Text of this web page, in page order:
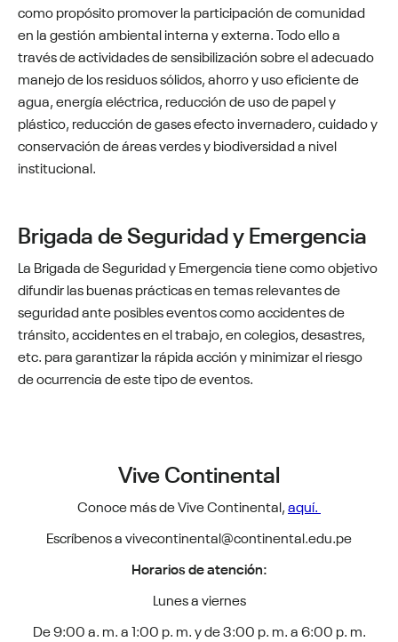
como propósito promover la participación de comunidad
en la gestión ambiental interna y externa. Todo ello a
través de actividades de sensibilización sobre el adecuado
manejo de los residuos sólidos, ahorro y uso eficiente de
agua, energía eléctrica, reducción de uso de papel y
plástico, reducción de gases efecto invernadero, cuidado y
conservación de áreas verdes y biodiversidad a nivel
institucional.
Brigada de Seguridad y Emergencia
La Brigada de Seguridad y Emergencia tiene como objetivo
difundir las buenas prácticas en temas relevantes de
seguridad ante posibles eventos como accidentes de
tránsito, accidentes en el trabajo, en colegios, desastres,
etc. para garantizar la rápida acción y minimizar el riesgo
de ocurrencia de este tipo de eventos.
Vive Continental
Conoce más de Vive Continental,aquí.
Escríbenos a vivecontinental@continental.edu.pe
Horarios de atención:
Lunes a viernes
De 9:00 a. m. a 1:00 p. m. y de 3:00 p. m. a 6:00 p. m.